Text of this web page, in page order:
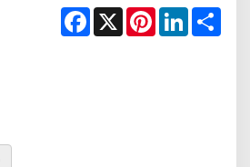
Facebook
X PinterestLinkedIn